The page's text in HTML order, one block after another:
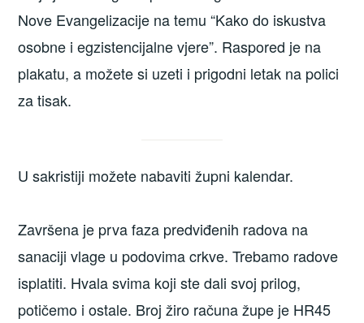
Nove Evangelizacije na temu “Kako do iskustva
osobne i egzistencijalne vjere”. Raspored je na
plakatu, a možete si uzeti i prigodni letak na polici
za tisak.
U sakristiji možete nabaviti župni kalendar.
Završena je prva faza predviđenih radova na
sanaciji vlage u podovima crkve. Trebamo radove
isplatiti. Hvala svima koji ste dali svoj prilog,
potičemo i ostale. Broj žiro računa župe je HR45